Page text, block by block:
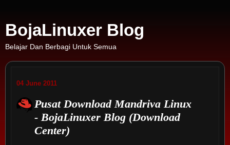
BojaLinuxer Blog
Belajar Dan Berbagi Untuk Semua
04 June 2011
Pusat Download Mandriva Linux
- BojaLinuxer Blog (Download
Center)